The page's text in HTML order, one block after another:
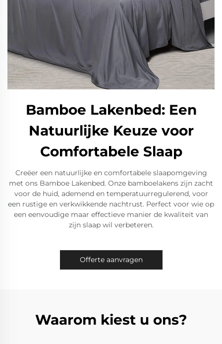
Bamboe Lakenbed: Een
Natuurlijke Keuze voor
Comfortabele Slaap
Creëer een natuurlijke en comfortabele slaapomgeving
met ons Bamboe Lakenbed. Onze bamboelakens zijn zacht
voor de huid, ademend en temperatuurregulerend, voor
een rustige en verkwikkende nachtrust. Perfect voor wie op
een eenvoudige maar effectieve manier de kwaliteit van
zijn slaap wil verbeteren.
Offerte aanvragen
Waarom kiest u ons?